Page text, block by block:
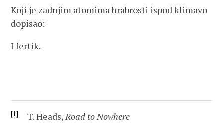
Koji je zadnjim atomima hrabrosti ispod klimavo
dopisao:
I fertik.
[1] T. Heads,Road to Nowhere